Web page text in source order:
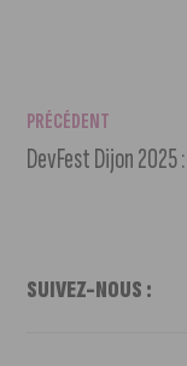
PRÉCÉDENT
SUIVEZ-NOUS :